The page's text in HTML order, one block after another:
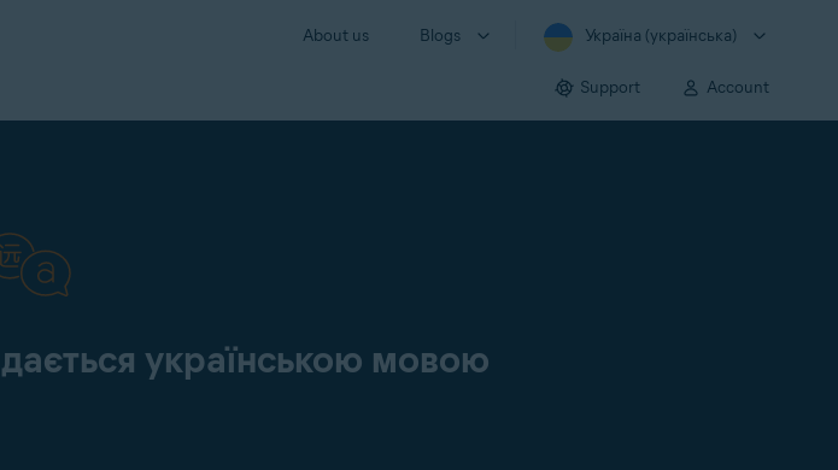
About us Blogs Україна (українська)
Support Account
українською мовою